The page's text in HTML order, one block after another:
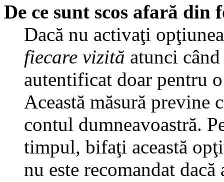
De ce sunt scos afară din
Dacă nu activaţi
fiecare vizită atunci
autentificat doar pentru
Această măsură previne
contul dumneavoastră.
timpul, bifaţi această
nu este recomandat